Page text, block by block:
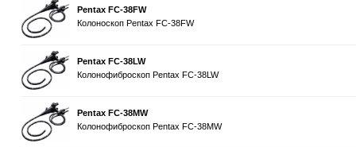
Pentax FC-38FW
Колоноскоп Pentax FC-38FW
Pentax FC-38LW
Колонофиброскоп Pentax FC-38LW
Pentax FC-38MW
Колонофиброскоп Pentax FC-38MW